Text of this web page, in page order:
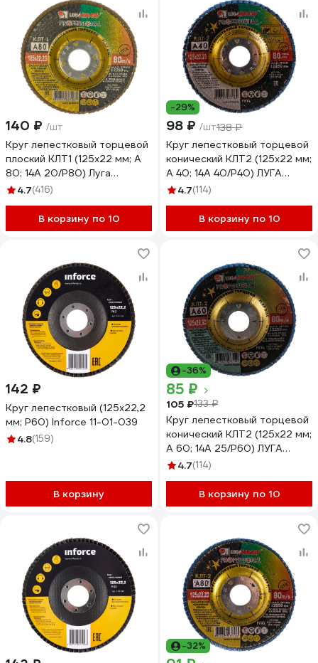
140 ₽ /шт
Круг лепестковый торцевой
плоский КЛТ1 (125х22 мм; А
80; 14А 20/P80) Луга
4603347337967
4.7(416)
В корзину по 10
-29%
98 ₽ /шт138 ₽
Круг лепестковый торцевой
конический КЛТ2 (125х22 мм;
А 40; 14А 40/Р40) ЛУГА
4603347277164
4.7(114)
В корзину по 10
142 ₽
Круг лепестковый (125х22,2
мм; P60) Inforce 11-01-039
4.8(159)
В корзину
-36%
85 ₽
105 ₽133 ₽
Круг лепестковый торцевой
конический КЛТ2 (125х22 мм;
А 60; 14А 25/Р60) ЛУГА
4603347277140
4.7(114)
В корзину по 10
-32%